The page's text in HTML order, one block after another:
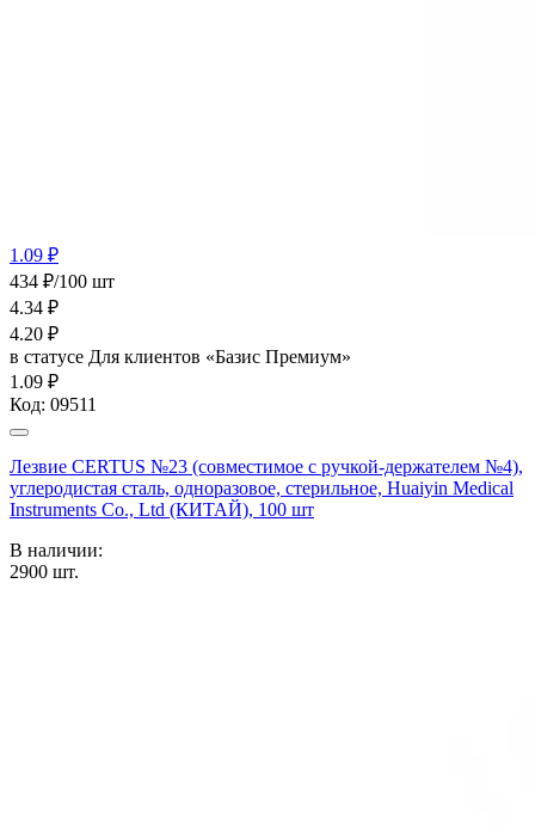
1.09 ₽
434 ₽/100 шт
4.34 ₽
4.20 ₽
в статусе Для клиентов «Базис Премиум»
1.09 ₽
Код: 09511
Лезвие CERTUS №23 (совместимое с ручкой-держателем №4),
углеродистая сталь, одноразовое, стерильное, Huaiyin Medical
Instruments Co., Ltd (КИТАЙ), 100 шт
В наличии:
2900 шт.